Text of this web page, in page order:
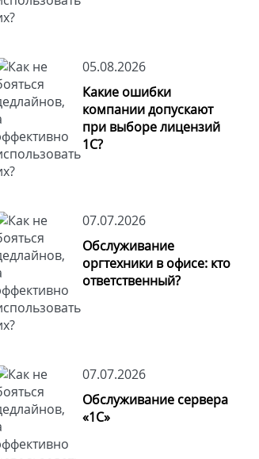
05.08.2026
Какие ошибки
компании допускают
при выборе лицензий
1С?
07.07.2026
Обслуживание
оргтехники в офисе: кто
ответственный?
07.07.2026
Обслуживание сервера
«1С»